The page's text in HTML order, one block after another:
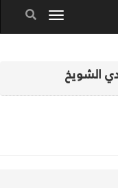
Toggle
navigation
الشويخ